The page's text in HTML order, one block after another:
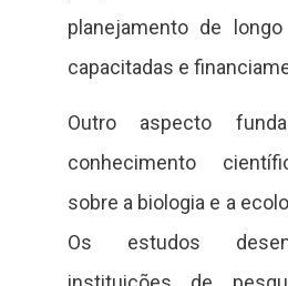
planejamento de
capacitadas e
Outro aspecto
conhecimento
sobre a biologia e a
Os estudos